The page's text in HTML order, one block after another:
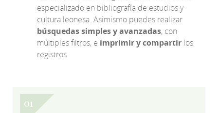
especializado en bibliografía de estudios y
cultura leonesa. Asimismo puedes realizar
búsquedas simples y avanzadas, con
múltiples filtros, e imprimir y compartir los
registros.